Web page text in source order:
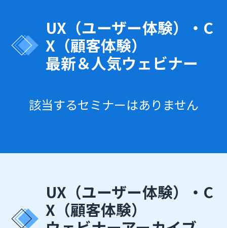
UX（ユーザー体験）・C
X（顧客体験）
最新＆人気ウェビナー
該当するセミナーはありません
UX（ユーザー体験）・C
X（顧客体験）